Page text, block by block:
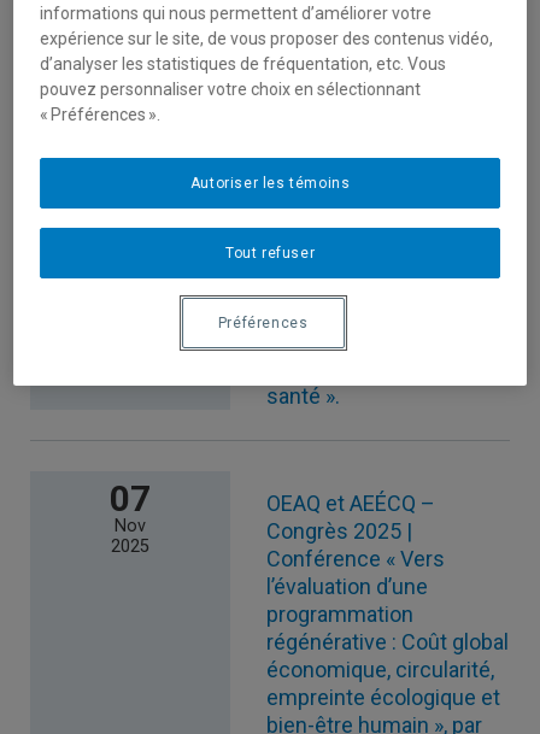
18
Déc
2025
Voici notre Infolettre –
Décembre 2025 | Chaire
La Caisse en immobilier
Oct
37e Entretiens Jacques
Cartier | Colloque «
la transition écologique
santé ».
07
Nov
2025
OEAQ et AEÉCQ –
Congrès 2025 |
Conférence « Vers
l’évaluation d’une
programmation
régénérative : Coût global
économique, circularité,
empreinte écologique et
bien-être humain », par
informations qui nous permettent d’améliorer votre
expérience sur le site, de vous proposer des contenus vidéo,
d’analyser les statistiques de fréquentation, etc. Vous
pouvez personnaliser votre choix en sélectionnant
« Préférences ».
Tout refuser
Autoriser les témoins
Préférences